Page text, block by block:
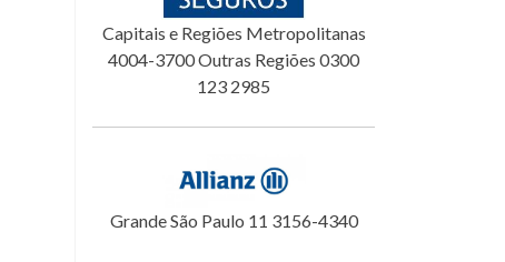
Capitais e Regiões Metropolitanas
4004-3700 Outras Regiões 0300
123 2985
Grande São Paulo 11 3156-4340